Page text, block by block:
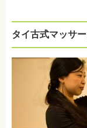
タイ古式マッサ